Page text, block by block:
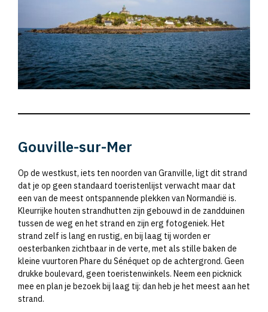
Gouville-sur-Mer
Op de westkust, iets ten noorden van Granville, ligt dit strand
dat je op geen standaard toeristenlijst verwacht maar dat
een van de meest ontspannende plekken van Normandië is.
Kleurrijke houten strandhutten zijn gebouwd in de zandduinen
tussen de weg en het strand en zijn erg fotogeniek. Het
strand zelf is lang en rustig, en bij laag tij worden er
oesterbanken zichtbaar in de verte, met als stille baken de
kleine vuurtoren Phare du Sénéquet op de achtergrond. Geen
drukke boulevard, geen toeristenwinkels. Neem een picknick
mee en plan je bezoek bij laag tij: dan heb je het meest aan het
strand.